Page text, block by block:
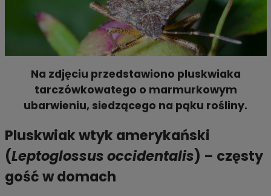
Na zdjęciu przedstawiono pluskwiaka
tarczówkowatego o marmurkowym
ubarwieniu, siedzącego na pąku rośliny.
Pluskwiak wtyk amerykański
(Leptoglossus occidentalis) – częsty
gość w domach